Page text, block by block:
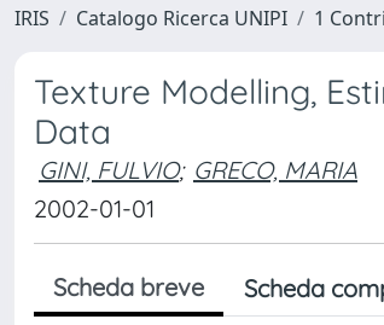
IRIS Catalogo Ricerca UNIPI 1
Texture Modelling,
Data
GINI, FULVIO; GRECO, MARIA
2002-01-01
Scheda breve Scheda